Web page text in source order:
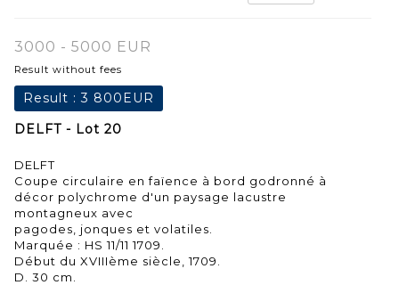
3000 - 5000 EUR
Result without fees
Result :3 800EUR
DELFT - Lot 20
DELFT
Coupe circulaire en faïence à bord godronné à
décor polychrome d'un paysage lacustre
montagneux avec
pagodes, jonques et volatiles.
Marquée : HS 11/11 1709.
Début du XVIIIème siècle, 1709.
D. 30 cm.